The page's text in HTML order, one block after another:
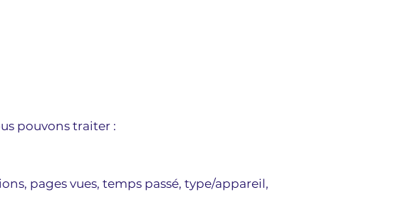
pouvons traiter :
pages vues, temps passé, type/appareil,